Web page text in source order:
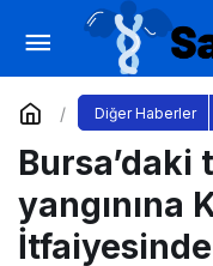
Diğer Haberler
Bursa’daki
yangınına
Kocaeli
hizmetlerine 2 ödül
Yorum Yap